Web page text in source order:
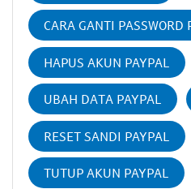
CARA GANTI PASSWORD
HAPUS AKUN PAYPAL
UBAH DATA PAYPAL
RESET SANDI PAYPAL
TUTUP AKUN PAYPAL